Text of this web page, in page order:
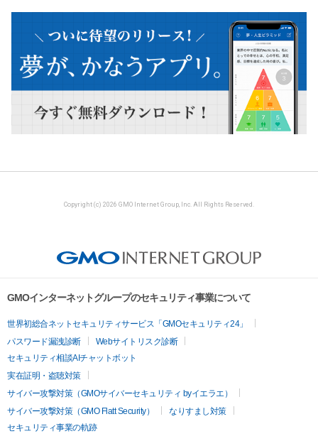
Copyright (c) 2026 GMO Internet Group, Inc. All Rights Reserved.
GMOインターネットグループのセキュリティ事業について
世界初総合ネットセキュリティサービス「GMOセキュリティ24」
パスワード漏洩診断
Webサイトリスク診断
セキュリティ相談AIチャットボット
実在証明・盗聴対策
サイバー攻撃対策（GMOサイバーセキュリティ byイエラエ）
サイバー攻撃対策（GMO Flatt Security）
なりすまし対策
セキュリティ事業の軌跡